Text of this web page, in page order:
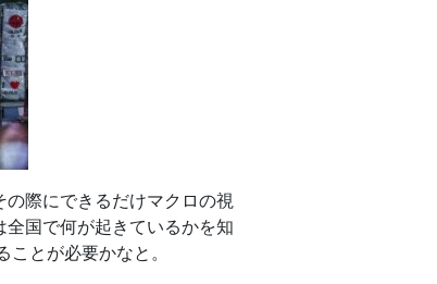
際にできるだけマクロの視
国で何が起きているかを知
ことが必要かなと。